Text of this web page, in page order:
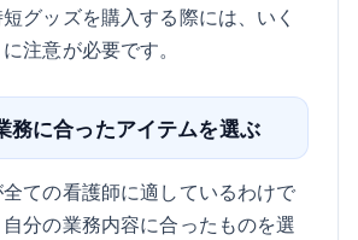
グッズを購入する際には、いく
注意が必要です。
務に合ったアイテムを選ぶ
ての看護師に適しているわけで
分の業務内容に合ったものを選